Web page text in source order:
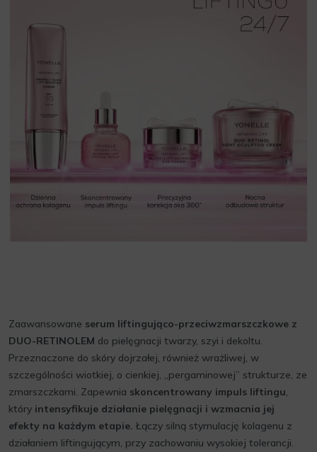
Zaawansowane serum liftingująco-przeciwzmarszczkowe z
DUO-RETINOLEM do pielęgnacji twarzy, szyi i dekoltu.
Przeznaczone do skóry dojrzałej, również wrażliwej, w
szczególności wiotkiej, o cienkiej, „pergaminowej” strukturze, ze
zmarszczkami. Zapewnia skoncentrowany impuls liftingu,
który intensyfikuje działanie pielęgnacji i wzmacnia jej
efekty na każdym etapie. Łączy silną stymulację kolagenu z
działaniem liftingującym, przy zachowaniu wysokiej tolerancji.